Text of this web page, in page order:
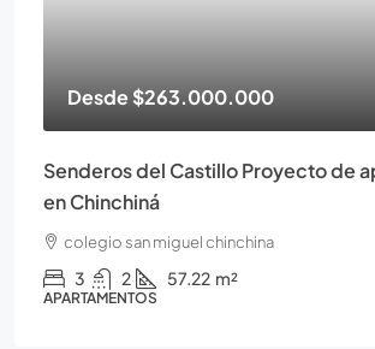
Desde$263.000.000
Senderos del Castillo Proyecto de
en Chinchiná
colegio san miguel chinchina
3 2 57.22 m²
APARTAMENTOS